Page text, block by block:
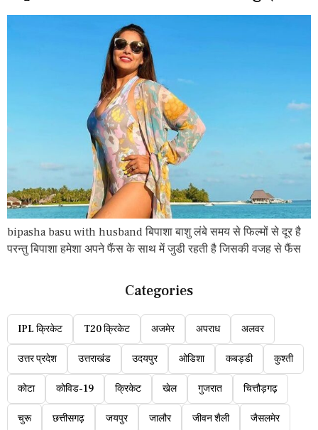
bipasha basu with husband बिपाशा बाशु लंबे समय से फिल्मों से दूर है
परन्तु बिपाशा हमेशा अपने फैंस के साथ में जुडी रहती है जिसकी वजह से फैंस
Categories
IPL क्रिकेट T20 क्रिकेट अजमेर अपराध अलवर
उत्तर प्रदेश उत्तराखंड उदयपुर ओडिशा कबड्डी कुश्ती
कोटा कोविड-19 क्रिकेट खेल गुजरात चित्तौड़गढ़
चुरू छत्तीसगढ़ जयपुर जालौर जीवन शैली जैसलमेर